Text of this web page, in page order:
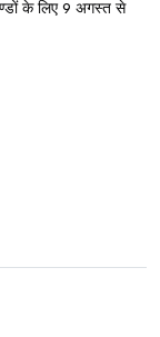
के लिए 9 अगस्त से